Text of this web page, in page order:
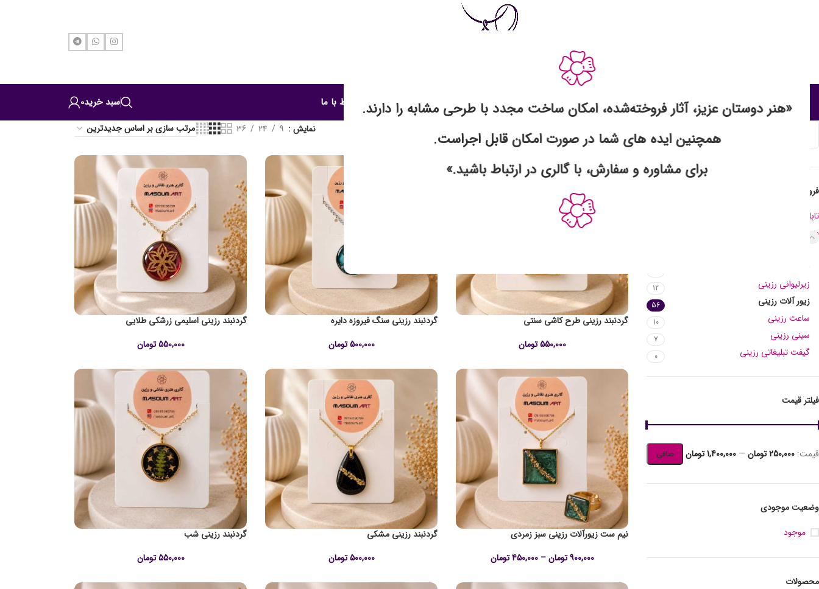
«هنر دوستان عزیز، آثار فروخته‌شده، امکان ساخت مجدد با طرحی مشابه را دارند.
همچنین ایده های شما در صورت امکان قابل اجراست.
برای مشاوره و سفارش، با گالری در ارتباط باشید.»
صفحه اصلی درباره گالری فروشگاه نقاشی و رزین آموزش هنر رزین دانستنی ها ارتباط با ما سبد خرید0
فروشگاه نقاشی و رزین
تابلوهای نقاشی
محصولات رزین
زیرلیوانی رزینی 12
زیور آلات رزینی 56
ساعت رزینی 10
سینی رزینی 7
گیفت تبلیغاتی رزینی 0
فیلتر قیمت
صافی قيمت: 250,000 تومان — 1,400,000 تومان
وضعیت موجودی
موجود
محصولات
نمایش 9
24
36
گردنبند رزینی طرح کاشی سنتی
550,000 تومان
گردنبند رزینی سنگ فیروزه دایره
500,000 تومان
گردنبند رزینی اسلیمی زرشکی طلایی
550,000 تومان
نیم ست زیورآلات رزینی سبز زمردی
900,000 تومان –
450,000 تومان
گردنبند رزینی مشکی
500,000 تومان
گردنبند رزینی شب
550,000 تومان